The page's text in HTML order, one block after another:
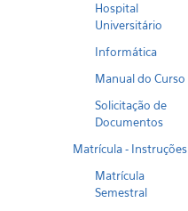
Hospital
Universitário
Informática
Manual do Curso
Solicitação de
Documentos
Matrícula - Instruções
Matrícula
Semestral